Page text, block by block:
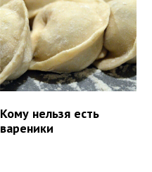
Кому нельзя есть
вареники